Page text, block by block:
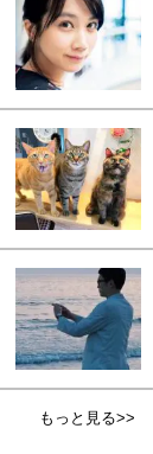
もっと見る>>